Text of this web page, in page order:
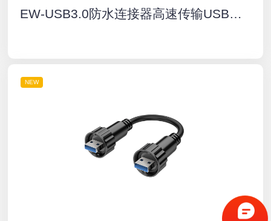
EW-USB3.0防水连接器高速传输USB单互锁公头接插件IP67户外航空插头插座
NEW